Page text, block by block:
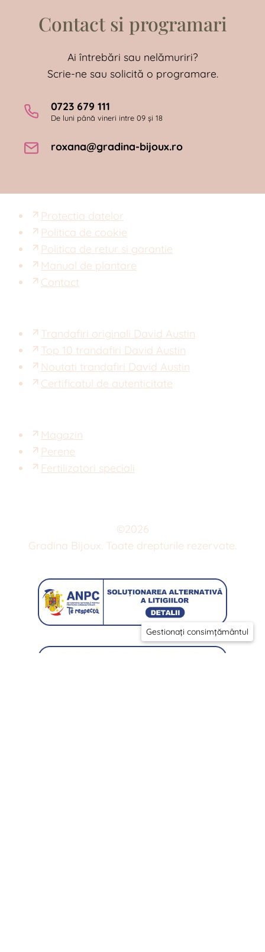
Contact si programari
Ai întrebări sau nelămuriri?
Scrie-ne sau solicită o programare.
0723 679 111
De luni până vineri intre 09 și 18
roxana@gradina-bijoux.ro
Protectia datelor
Politica de cookie
Politica de retur si garantie
Manual de plantare
Contact
Trandafiri originali David Austin
Top 10 trandafiri David Austin
Noutati trandafiri David Austin
Certificatul de autenticitate
Magazin
Perene
Fertilizatori speciali
©2026
Gradina Bijoux. Toate drepturile rezervate.
Gestionați consimțământul